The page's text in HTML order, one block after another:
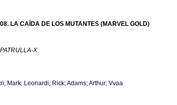
LA CAÍDA DE LOS MUTANTES (MARVEL GOLD)
X
Mark; Leonardi; Rick; Adams; Arthur; Vvaa